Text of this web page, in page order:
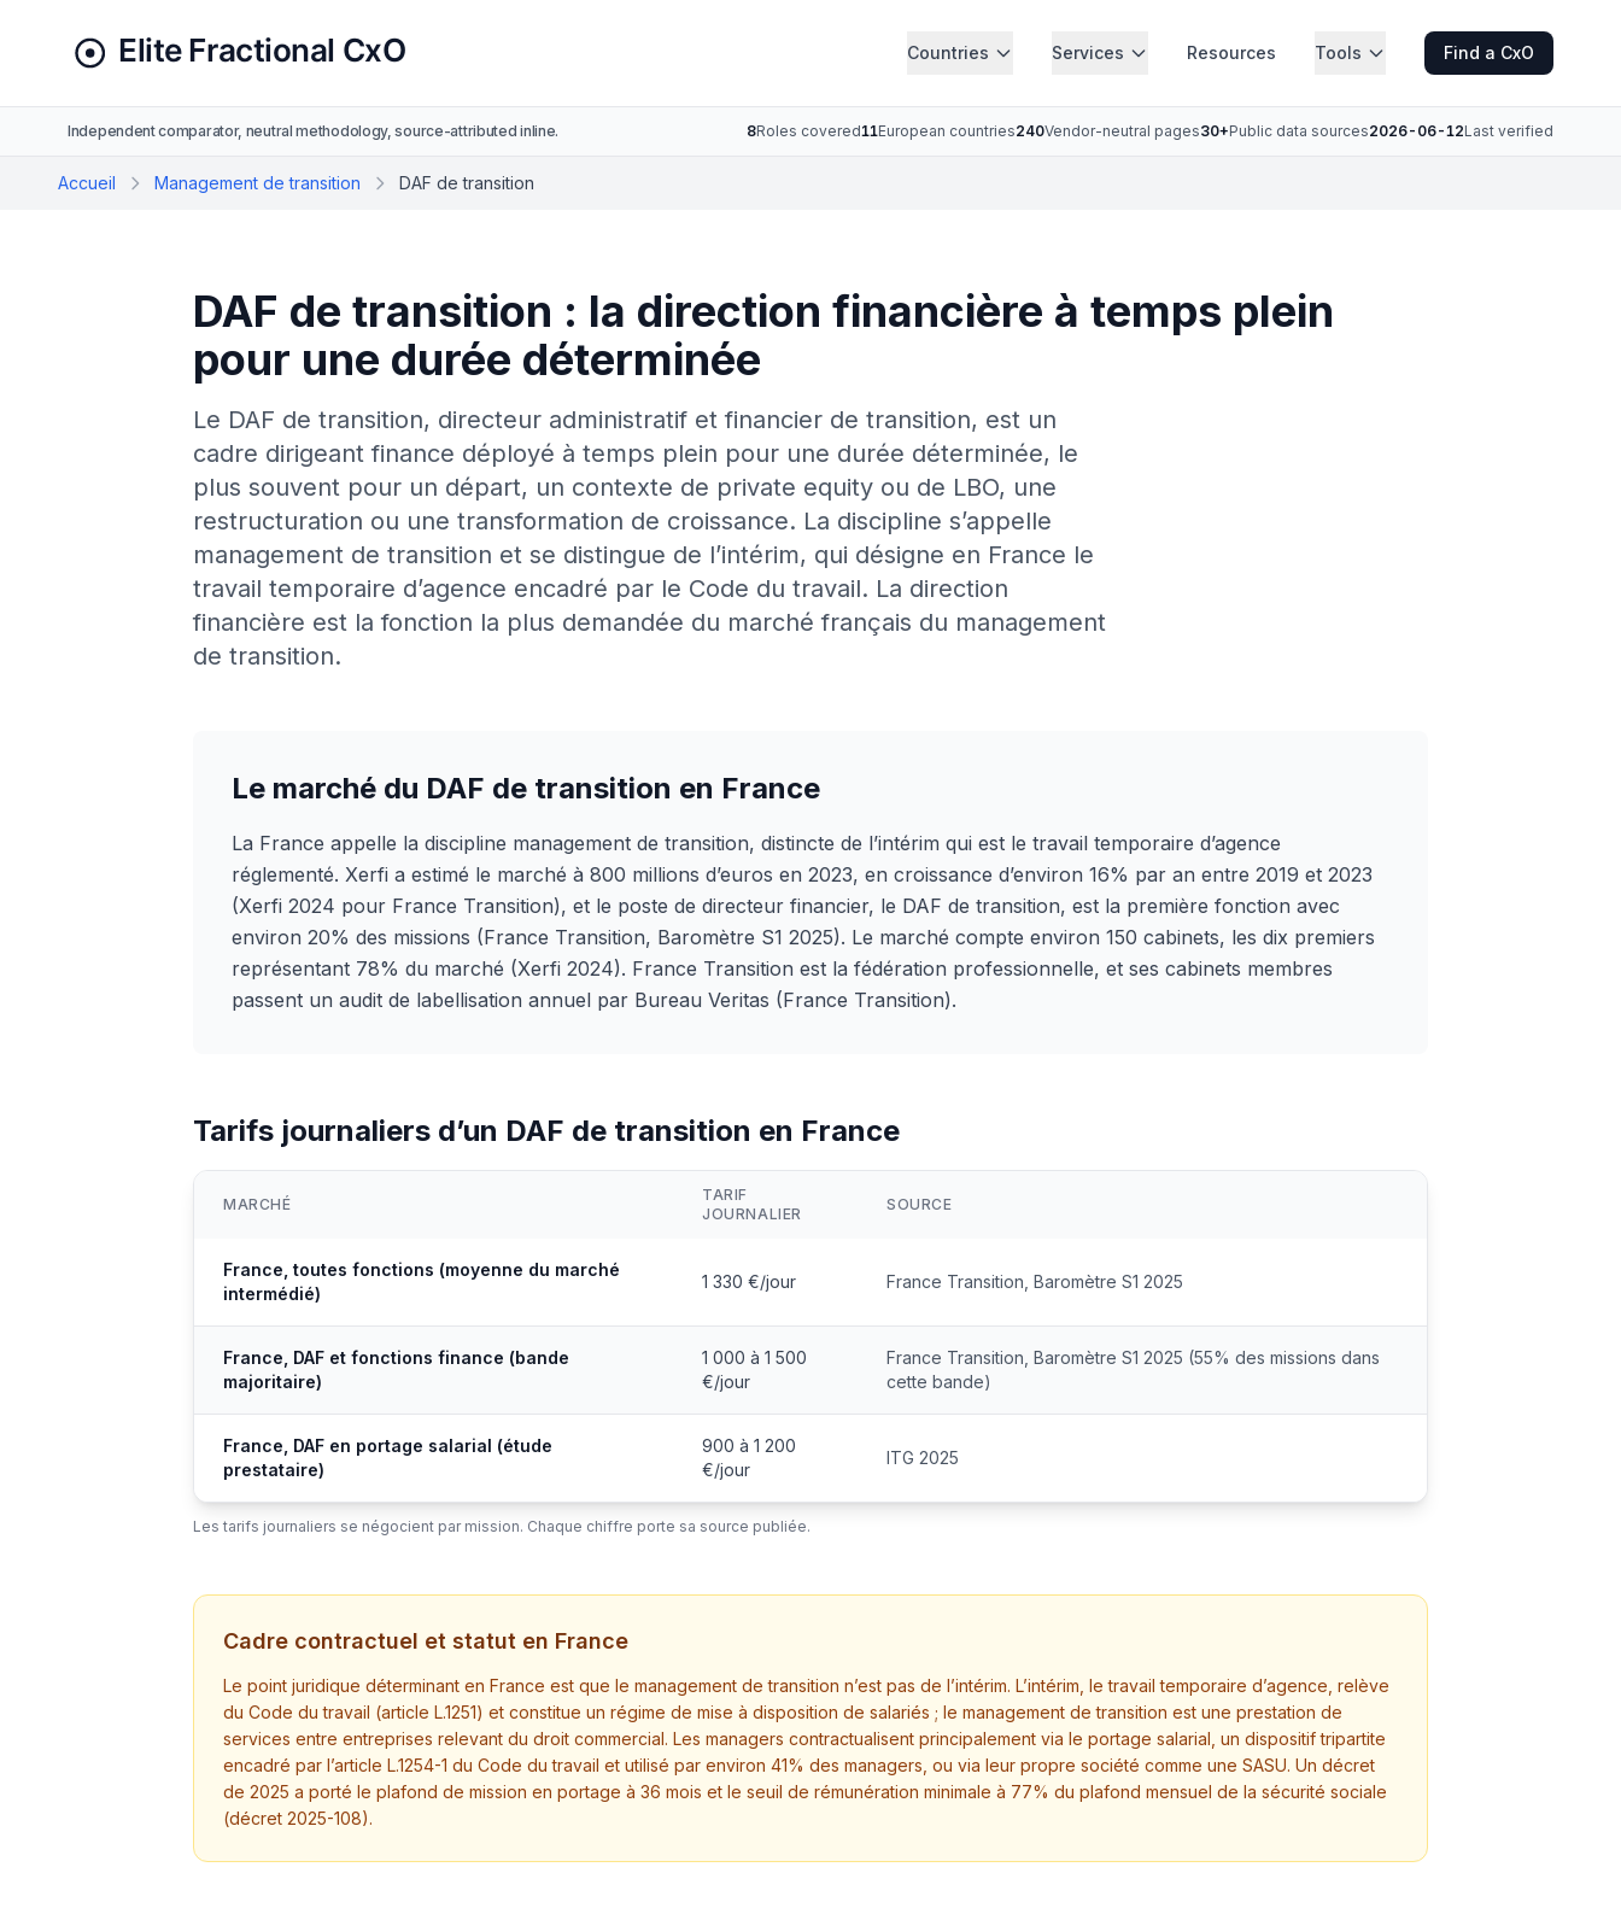
Countries Services Resources Tools Find a CxO
Independent comparator, neutral methodology, source-attributed inline. 8Roles covered11European countries240Vendor-neutral pages30+Public data sources2026-06-12Last verified
Accueil Management de transition DAF de transition
DAF de transition : la direction financière à temps plein
pour une durée déterminée
Le DAF de transition, directeur administratif et financier de transition, est un
cadre dirigeant finance déployé à temps plein pour une durée déterminée, le
plus souvent pour un départ, un contexte de private equity ou de LBO, une
restructuration ou une transformation de croissance. La discipline s’appelle
management de transition et se distingue de l’intérim, qui désigne en France le
travail temporaire d’agence encadré par le Code du travail. La direction
financière est la fonction la plus demandée du marché français du management
de transition.
Le marché du DAF de transition en France
La France appelle la discipline management de transition, distincte de l’intérim qui est le travail temporaire d’agence
réglementé. Xerfi a estimé le marché à 800 millions d’euros en 2023, en croissance d’environ 16% par an entre 2019 et 2023
(Xerfi 2024 pour France Transition), et le poste de directeur financier, le DAF de transition, est la première fonction avec
environ 20% des missions (France Transition, Baromètre S1 2025). Le marché compte environ 150 cabinets, les dix premiers
représentant 78% du marché (Xerfi 2024). France Transition est la fédération professionnelle, et ses cabinets membres
passent un audit de labellisation annuel par Bureau Veritas (France Transition).
Tarifs journaliers d’un DAF de transition en France
MARCHÉ
TARIF
JOURNALIER
SOURCE
France, toutes fonctions (moyenne du marché
intermédié)
1 330 €/jour France Transition, Baromètre S1 2025
France, DAF et fonctions finance (bande
majoritaire)
1 000 à 1 500
€/jour
France Transition, Baromètre S1 2025 (55% des missions dans
cette bande)
France, DAF en portage salarial (étude
prestataire)
900 à 1 200
€/jour
ITG 2025
Les tarifs journaliers se négocient par mission. Chaque chiffre porte sa source publiée.
Cadre contractuel et statut en France
Le point juridique déterminant en France est que le management de transition n’est pas de l’intérim. L’intérim, le travail temporaire d’agence, relève
du Code du travail (article L.1251) et constitue un régime de mise à disposition de salariés ; le management de transition est une prestation de
services entre entreprises relevant du droit commercial. Les managers contractualisent principalement via le portage salarial, un dispositif tripartite
encadré par l’article L.1254-1 du Code du travail et utilisé par environ 41% des managers, ou via leur propre société comme une SASU. Un décret
de 2025 a porté le plafond de mission en portage à 36 mois et le seuil de rémunération minimale à 77% du plafond mensuel de la sécurité sociale
(décret 2025-108).